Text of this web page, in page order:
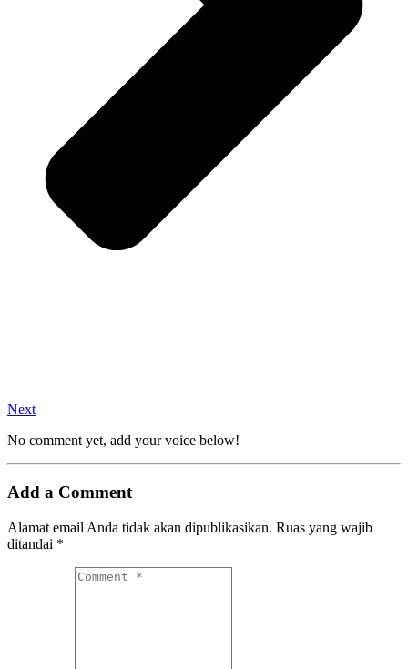
Next
No comment yet, add your voice below!
Add a Comment
Alamat email Anda tidak akan dipublikasikan. Ruas yang wajib
ditandai *